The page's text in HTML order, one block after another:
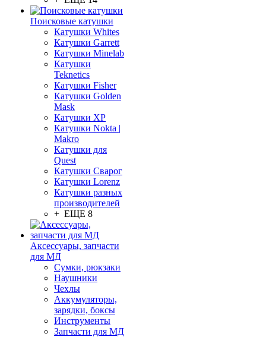
Поисковые катушки
Катушки Whites
Катушки Garrett
Катушки Minelab
Катушки
Teknetics
Катушки Fisher
Катушки Golden
Mask
Катушки XP
Катушки Nokta |
Makro
Катушки для
Quest
Катушки Сварог
Катушки Lorenz
Катушки разных
производителей
+ ЕЩЕ 8
Аксессуары, запчасти
для МД
Сумки, рюкзаки
Наушники
Чехлы
Аккумуляторы,
зарядки, боксы
Инструменты
Запчасти для МД